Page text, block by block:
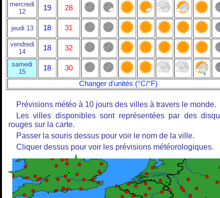
mercredi
12
19 28
jeudi 13 18 31
vendredi
14
18 32
samedi
15
18
30
Changer d'unités (°C/°F)
Prévisions météo à 10 jours des villes à travers le monde.
Les villes disponibles sont représentées par des
rouges sur la carte.
Passer la souris dessus pour voir le nom de la ville.
Cliquer dessus pour voir les prévisions météorologiques.